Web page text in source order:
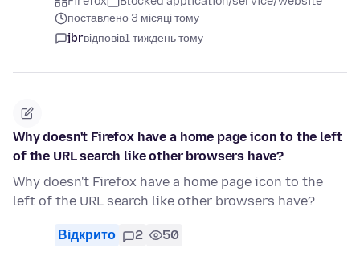
поставлено 3 місяці тому
jbrвідповів1 тиждень тому
Why doesn't Firefox have a home page icon to the left
of the URL search like other browsers have?
Why doesn't Firefox have a home page icon to the
left of the URL search like other browsers have?
Відкрито 2 50